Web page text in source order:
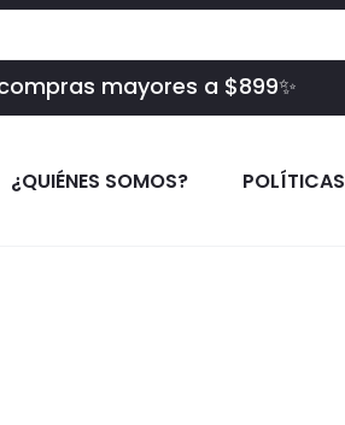
mayores a $899✨
¿QUIÉNES SOMOS? POLÍTICAS